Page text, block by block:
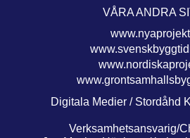
VÅRA ANDRA
Digitala Medier / Stordåhd
Verksamhetsansvarig/